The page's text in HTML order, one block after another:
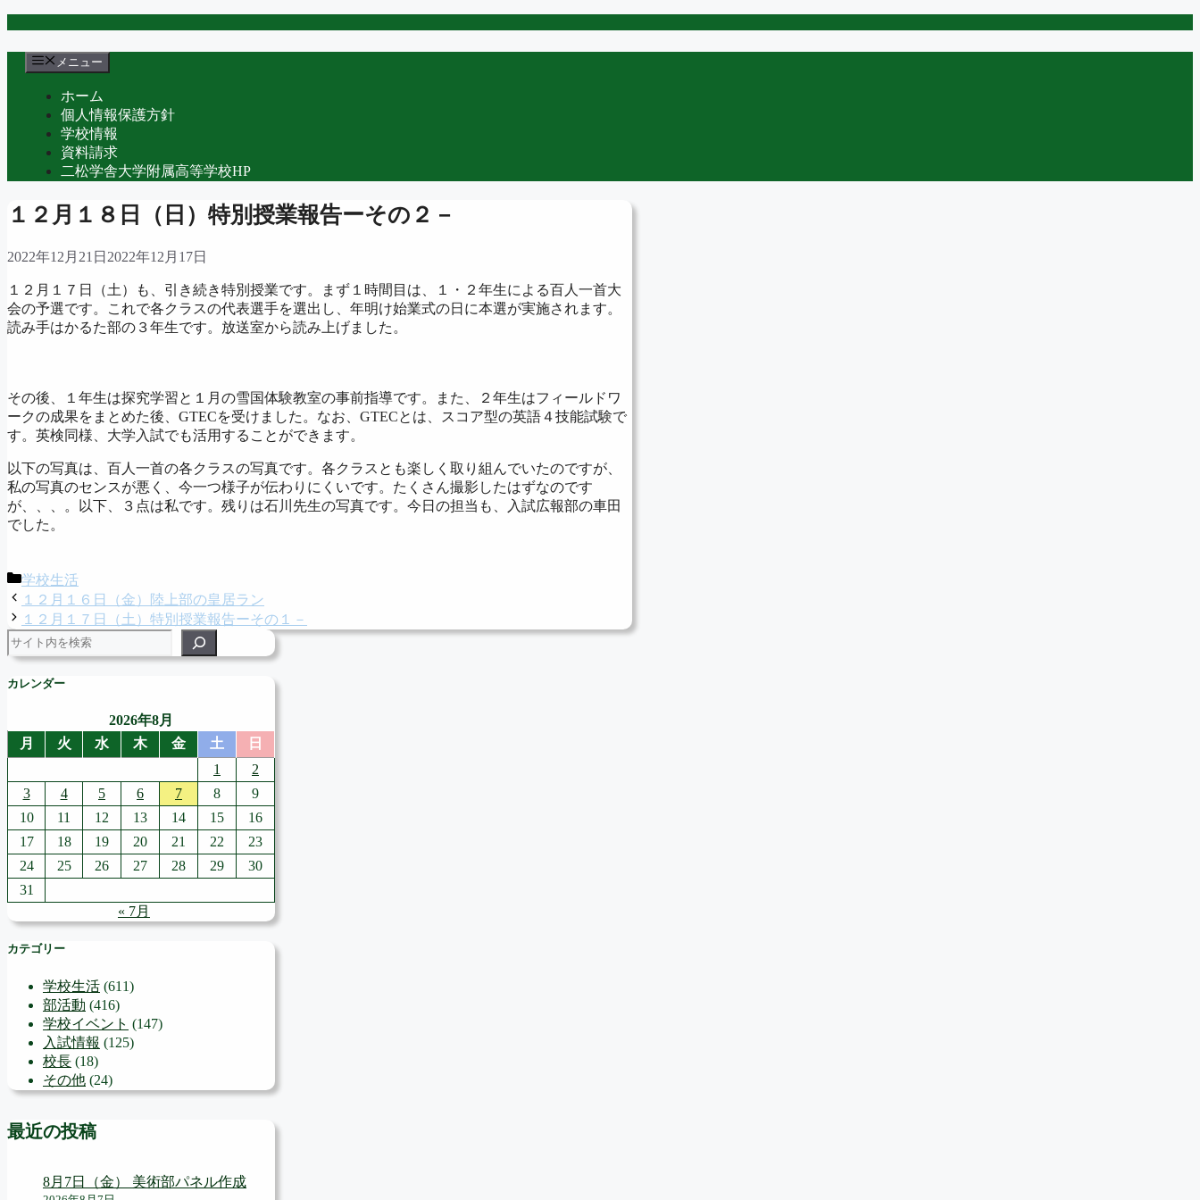
メニュー
ホーム
個人情報保護方針
学校情報
資料請求
二松学舎大学附属高等学校HP
１２月１８日（日）特別授業報告ーその２－
2022年12月21日 2022年12月17日
１２月１７日（土）も、引き続き特別授業です。まず１時間目は、１・２年生による百人一首大
会の予選です。これで各クラスの代表選手を選出し、年明け始業式の日に本選が実施されます。
読み手はかるた部の３年生です。放送室から読み上げました。
その後、１年生は探究学習と１月の雪国体験教室の事前指導です。また、２年生はフィールドワ
ークの成果をまとめた後、GTECを受けました。なお、GTECとは、スコア型の英語４技能試験で
す。英検同様、大学入試でも活用することができます。
以下の写真は、百人一首の各クラスの写真です。各クラスとも楽しく取り組んでいたのですが、
私の写真のセンスが悪く、今一つ様子が伝わりにくいです。たくさん撮影したはずなのです
が、、、。以下、３点は私です。残りは石川先生の写真です。今日の担当も、入試広報部の車田
でした。
カ
テ
ゴ
リ
ー
学校生活
１２月１６日（金）陸上部の皇居ラン
１２月１７日（土）特別授業報告ーその１－
検索
カレンダー
2026年8月
月
火 水 木 金 土
日
1
2
3
4 5 6 7 8
9
10
11 12 13 14 15
16
17
18 19 20 21 22
23
24
25 26 27 28 29
30
31
« 7月
カテゴリー
学校生活 (611)
部活動 (416)
学校イベント (147)
入試情報 (125)
校長 (18)
その他 (24)
最近の投稿
8月7日（金） 美術部パネル作成